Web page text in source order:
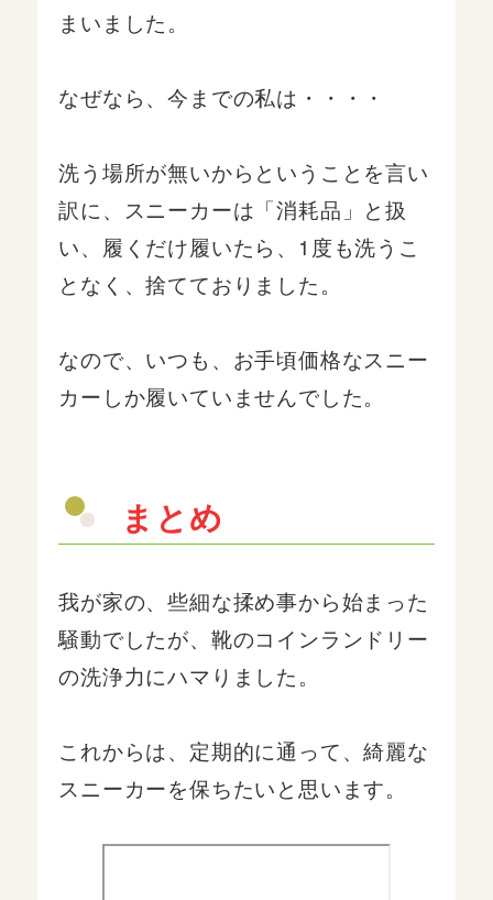
まいました。
なぜなら、今までの私は・・・・
洗う場所が無いからということを言い
訳に、スニーカーは「消耗品」と扱
い、履くだけ履いたら、1度も洗うこ
となく、捨てておりました。
なので、いつも、お手頃価格なスニー
カーしか履いていませんでした。
まとめ
我が家の、些細な揉め事から始まった
騒動でしたが、靴のコインランドリー
の洗浄力にハマりました。
これからは、定期的に通って、綺麗な
スニーカーを保ちたいと思います。